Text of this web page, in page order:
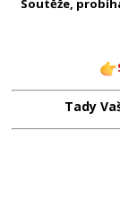
Tady